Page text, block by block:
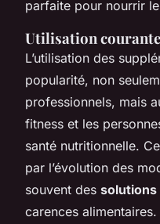
parfaite pour nourrir
Utilisation
L’utilisation des
popularité, non
professionnels, mais
fitness et les
santé nutritionnelle.
par l’évolution des
souvent des solutions
carences